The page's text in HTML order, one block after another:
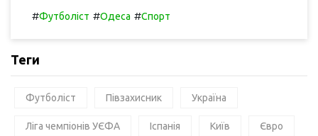
#Футболіст #Одеса #Спорт
Теги
Футболіст Півзахисник Україна
Ліга чемпіонів УЄФА Іспанія Київ Євро